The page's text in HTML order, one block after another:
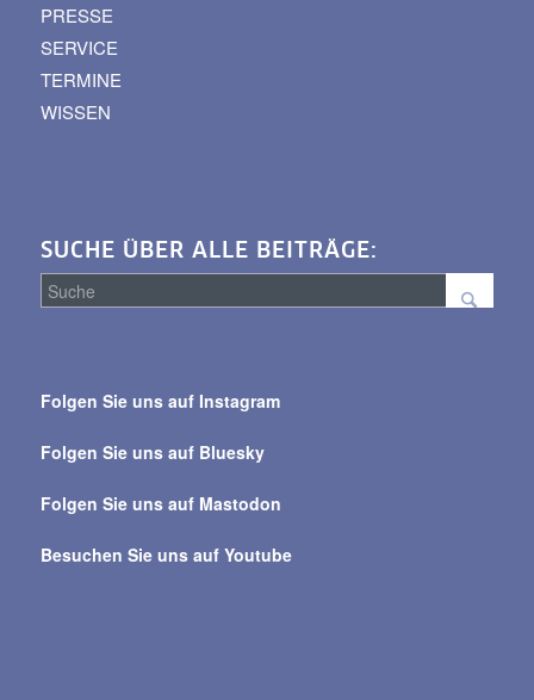
PRESSE
SERVICE
TERMINE
WISSEN
SUCHE ÜBER ALLE BEITRÄGE:
alle
Folgen Sie uns auf Instagram
Folgen Sie uns auf Bluesky
Folgen Sie uns auf Mastodon
Besuchen Sie uns auf Youtube